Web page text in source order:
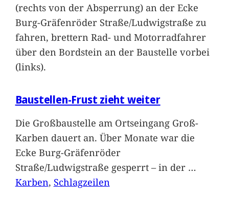
(rechts von der Absperrung) an der Ecke
Burg-Gräfenröder Straße/Ludwigstraße zu
fahren, brettern Rad- und Motorradfahrer
über den Bordstein an der Baustelle vorbei
(links).
Baustellen-Frust zieht weiter
Die Großbaustelle am Ortseingang Groß-
Karben dauert an. Über Monate war die
Ecke Burg-Gräfenröder
Straße/Ludwigstraße gesperrt – in der …
Karben, Schlagzeilen